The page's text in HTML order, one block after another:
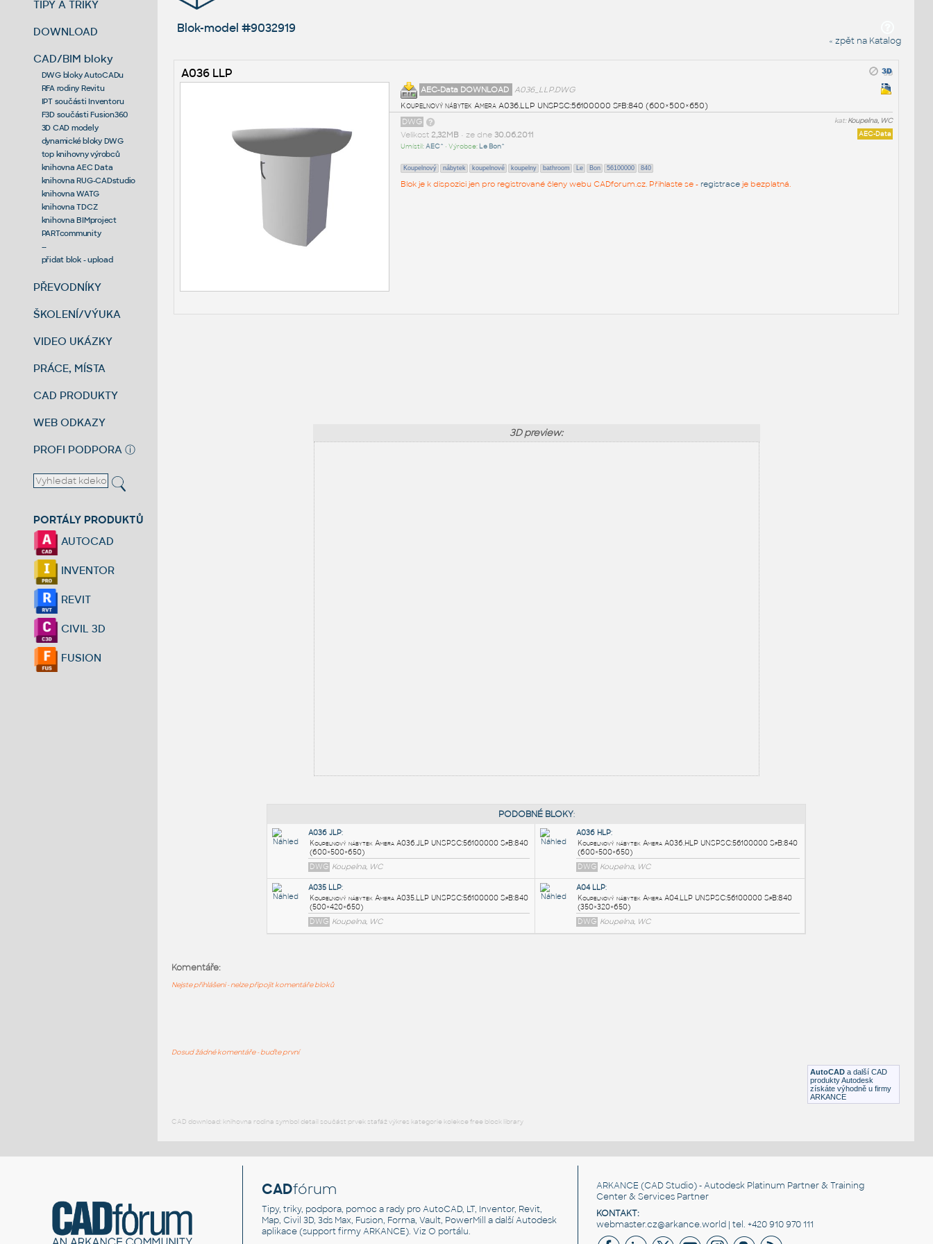
TIPY A TRIKY
DOWNLOAD
CAD/BIM bloky
DWG bloky AutoCADu
RFA rodiny Revitu
IPT součásti Inventoru
F3D součásti Fusion360
3D CAD modely
dynamické bloky DWG
top knihovny výrobců
knihovna AEC Data
knihovna RUG-CADstudio
knihovna WATG
knihovna TDCZ
knihovna BIMproject
PARTcommunity
--
přidat blok - upload
PŘEVODNÍKY
ŠKOLENÍ/VÝUKA
VIDEO UKÁZKY
PRÁCE, MÍSTA
CAD PRODUKTY
WEB ODKAZY
PROFI PODPORA ⓘ
PORTÁLY PRODUKTŮ
AUTOCAD
INVENTOR
REVIT
CIVIL 3D
FUSION
Blok-model #9032919
« zpět na Katalog
A036 LLP
AEC-Data DOWNLOAD
A036_LLP.DWG
Koupelnový nábytek Amera A036.LLP UNSPSC:56100000 SfB:840 (600×500×650)
kat:Koupelna, WC
DWG
AEC-Data
Velikost 2,32MB• ze dne 30.06.2011
Umístil:AEC^ • Výrobce: Le Bon^
Koupelnový nábytek koupelnové koupelny bathroom Le Bon 56100000 840
Blok je k dispozici jen pro registrované členy webu CADforum.cz. Přihlaste se - registraceje bezplatná.
3D preview:
(500×420×650)
AutoCAD a další CAD
produkty Autodesk
získáte výhodně u firmy
ARKANCE
Komentáře:
Nejste přihlášeni - nelze připojit komentáře bloků
Dosud žádné komentáře - buďte první
CAD download: knihovna rodina symbol detail součást prvek stafáž výkres kategorie kolekce free block library
CADfórum
Tipy, triky, podpora, pomoc a rady pro AutoCAD, LT, Inventor, Revit,
Map, Civil 3D, 3ds Max, Fusion, Forma, Vault, PowerMill a další Autodesk
aplikace (support firmy ARKANCE). VizO portálu.
ARKANCE (CAD Studio) - Autodesk Platinum Partner & Training
Center & Services Partner
KONTAKT:
webmaster.cz@arkance.world | tel. +420 910 970 111